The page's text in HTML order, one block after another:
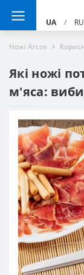
UA / RU
Ножі Arcos
Які ножі
м'яса: